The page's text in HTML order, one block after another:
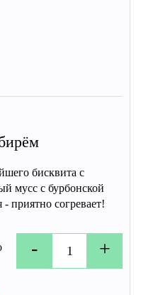
бисквита с
мусс с бурбонской
приятно согревает!
- +